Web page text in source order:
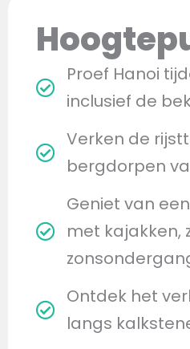
Proef Hanoi
inclusief de
Verken de
bergdorpen
Geniet van
met kajakken,
Ontdek het
langs